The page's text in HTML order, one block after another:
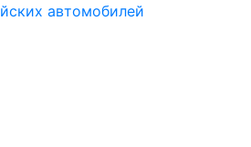
автомобилей